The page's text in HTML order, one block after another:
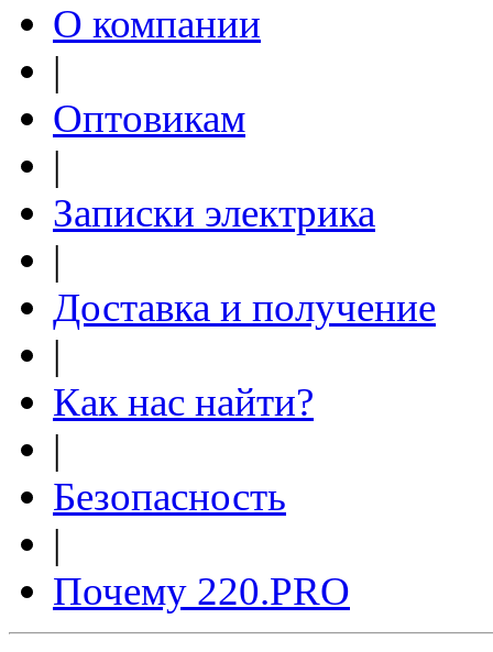
О компании
|
Оптовикам
|
Записки электрика
|
Доставка и получение
|
Как нас найти?
|
Безопасность
|
Почему 220.PRO